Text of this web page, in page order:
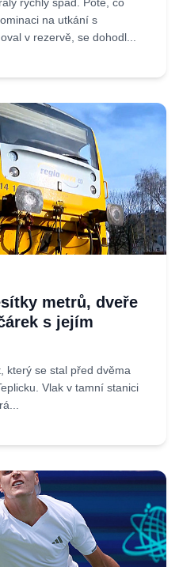
na utkání s
v rezervě, se dohodl...
metrů, dveře
s jejím
který se stal před dvěma
Vlak v tamní stanici